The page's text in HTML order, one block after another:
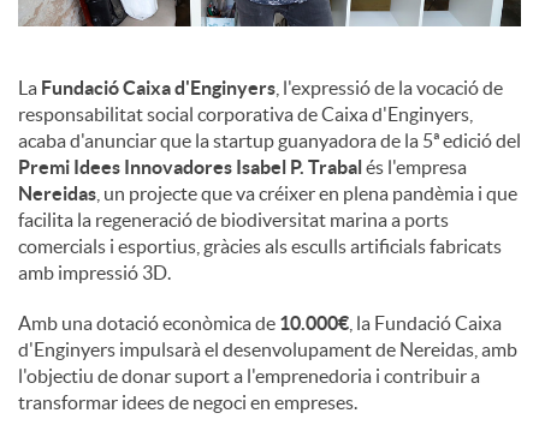
t
s
La Fundació Caixa d'Enginyers , l'expressió de la vocació de
responsabilitat social corporativa de Caixa d'Enginyers,
acaba d'anunciar que la startup guanyadora de la 5ª edició del
Premi Idees Innovadores Isabel P. Trabalés l'empresa
Nereidas , un projecte que va créixer en plena pandèmia i que
facilita la regeneració de biodiversitat marina a ports
comercials i esportius, gràcies als esculls artificials fabricats
amb impressió 3D.
Amb una dotació econòmica de 10.000€ , la Fundació Caixa
d'Enginyers impulsarà el desenvolupament de Nereidas, amb
l'objectiu de donar suport a l'emprenedoria i contribuir a
transformar idees de negoci en empreses.